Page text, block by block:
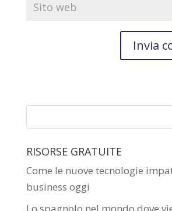
RISORSE GRATUITE
Come le nuove tecnologie
business oggi
Lo spagnolo nel mondo dove